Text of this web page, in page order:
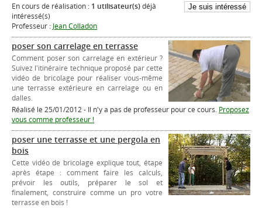
En cours de réalisation : 1 utilisateur(s)déjà
intéressé(s)
Professeur : Jean Colladon
poser son carrelage en terrasse
Comment poser son carrelage en extérieur ?
Suivez l'itinéraire technique proposé par cette
vidéo de bricolage pour réaliser vous-même
une terrasse extérieure en carrelage ou en
dalles.
Réalisé le 25/01/2012 - Il n'y a pas de professeur pour ce cours. Proposez
vous comme professeur !
poser une terrasse et une pergola en
bois
Cette vidéo de bricolage explique tout, étape
après étape : comment faire les calculs,
prévoir les outils, préparer le sol et
finalement, construire comme un pro votre
terrasse en bois !